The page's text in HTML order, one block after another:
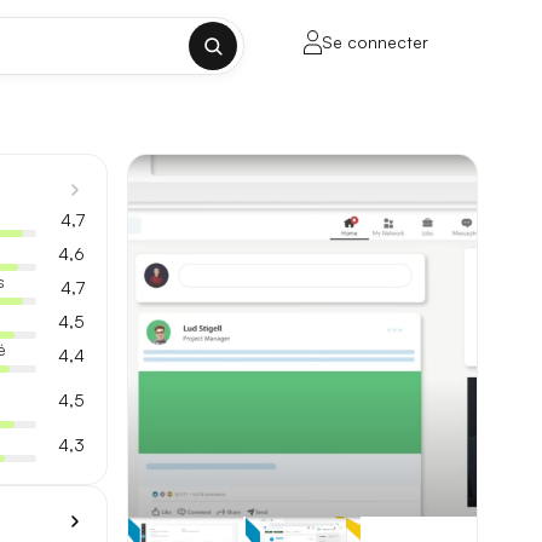
✕
sur la longueur de contexte, la
sans découpage manuel.
milliers de mots.
Se connecter
4,7
4,6
4,7
4,5
4,4
4,5
4,3